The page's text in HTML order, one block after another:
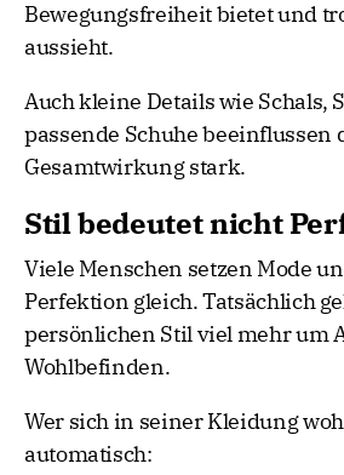
Bewegungsfreiheit bietet und
aussieht.
Auch kleine Details wie Schals,
passende Schuhe beeinflussen
Gesamtwirkung stark.
Stil bedeutet nicht
Viele Menschen setzen Mode
Perfektion gleich. Tatsächlich
persönlichen Stil viel mehr um
Wohlbefinden.
Wer sich in seiner Kleidung
automatisch: